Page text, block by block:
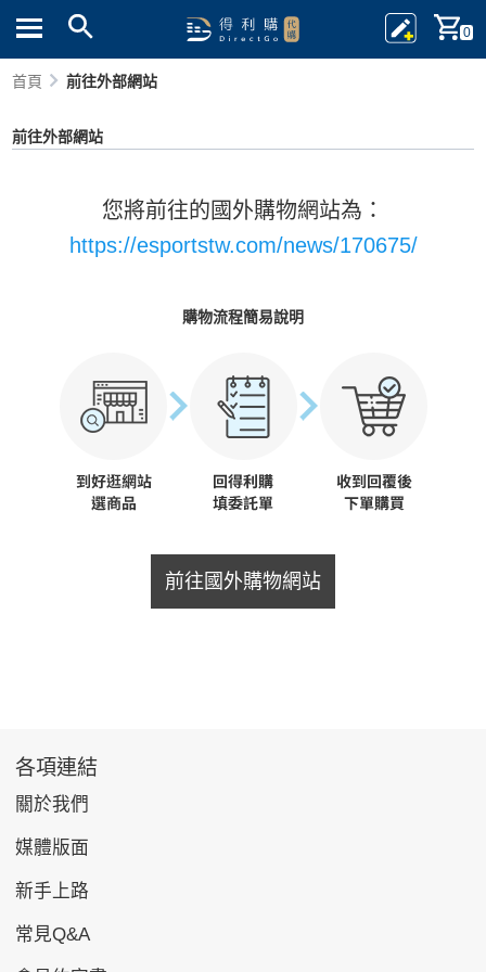
0
首頁 前往外部網站
前往外部網站
您將前往的國外購物網站為：
https://esportstw.com/news/170675/
購物流程簡易說明
前往國外購物網站
各項連結
關於我們
媒體版面
新手上路
常見Q&A